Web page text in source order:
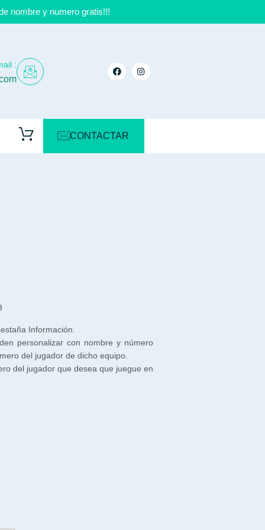
nombre y numero gratis!!!
:
CONTACTAR
Información.
personalizar con nombre y número
del jugador de dicho equipo.
del jugador que desea que juegue en